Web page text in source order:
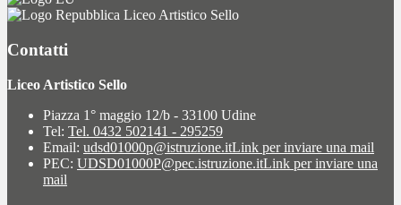
Liceo Artistico Sello
Contatti
Liceo Artistico Sello
Piazza 1° maggio 12/b - 33100 Udine
Tel: Tel. 0432 502141 - 295259
Email: udsd01000p@istruzione.itLink per inviare una mail
PEC: UDSD01000P@pec.istruzione.itLink per inviare una
mail